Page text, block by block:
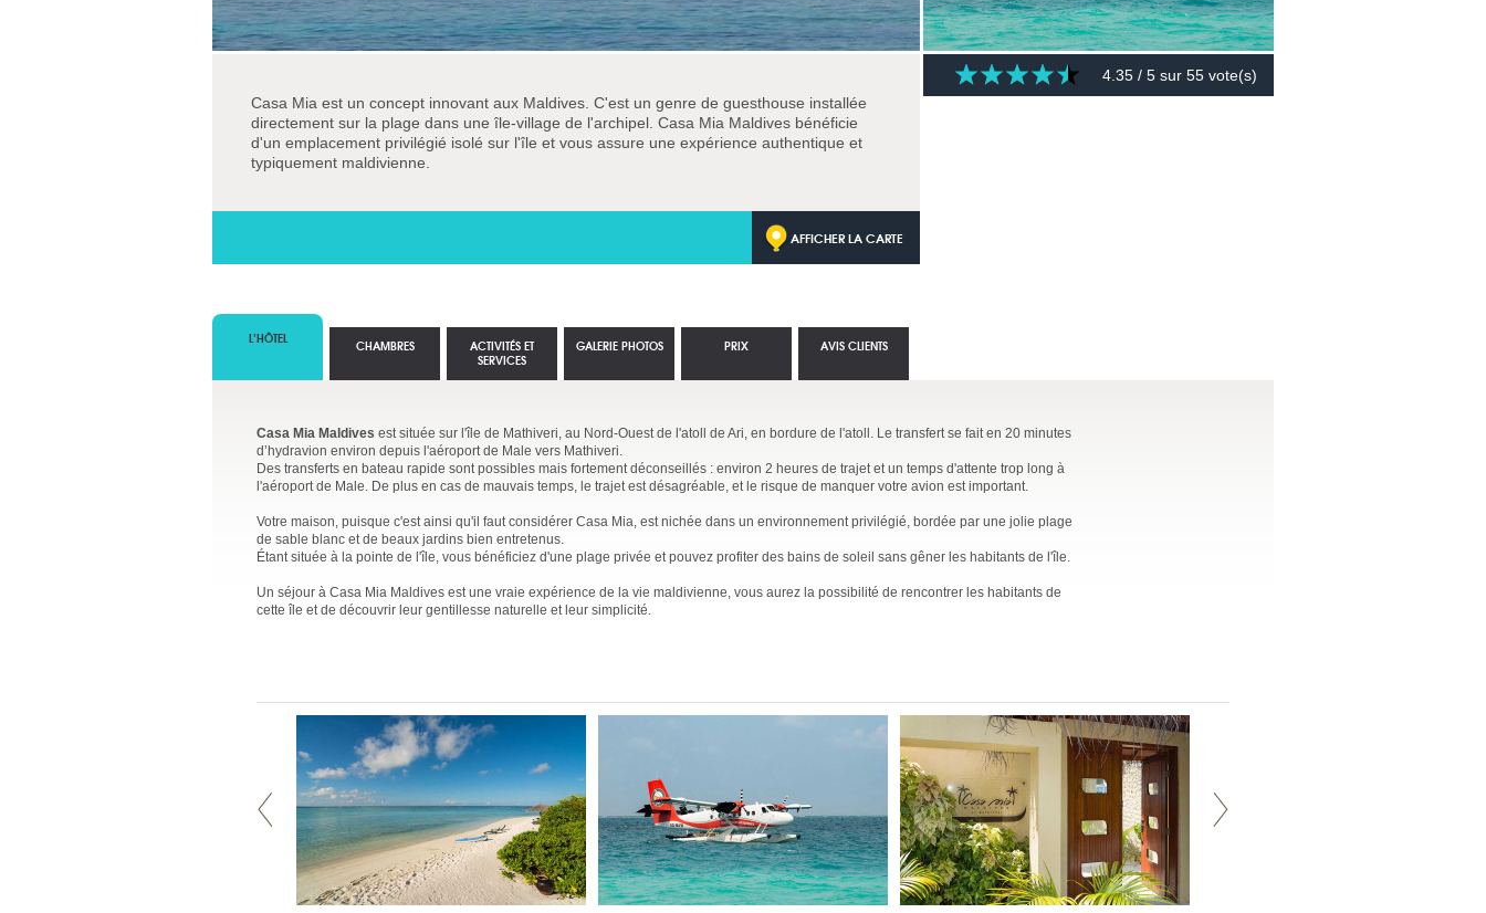
Casa Mia est un concept innovant aux Maldives. C'est un genre de guesthouse installée
directement sur la plage dans une île-village de l'archipel. Casa Mia Maldives bénéficie
d'un emplacement privilégié isolé sur l'île et vous assure une expérience authentique et
typiquement maldivienne.
AFFICHER LA CARTE
4.35 / 5 sur 55 vote(s)
L’HÔTEL
Casa Mia Maldives est située sur l'île de Mathiveri, au Nord-Ouest de l'atoll de Ari, en bordure de l'atoll. Le transfert se fait en 20 minutes
d’hydravion environ depuis l'aéroport de Male vers Mathiveri.
Des transferts en bateau rapide sont possibles mais fortement déconseillés : environ 2 heures de trajet et un temps d'attente trop long à
l'aéroport de Male. De plus en cas de mauvais temps, le trajet est désagréable, et le risque de manquer votre avion est important.
Votre maison, puisque c'est ainsi qu'il faut considérer Casa Mia, est nichée dans un environnement privilégié, bordée par une jolie plage
de sable blanc et de beaux jardins bien entretenus.
Étant située à la pointe de l'île, vous bénéficiez d'une plage privée et pouvez profiter des bains de soleil sans gêner les habitants de l'île.
Un séjour à Casa Mia Maldives est une vraie expérience de la vie maldivienne, vous aurez la possibilité de rencontrer les habitants de
cette île et de découvrir leur gentillesse naturelle et leur simplicité.
CHAMBRES
ACTIVITÉS ET
SERVICES
GALERIE PHOTOS PRIX AVIS CLIENTS